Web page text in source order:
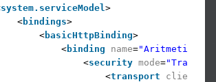
system.serviceModel >
<bindings>
<basicHttpBinding>
<binding name=
<security mode=
<transport